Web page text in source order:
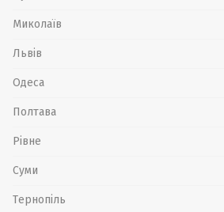
Миколаїв
Львів
Одеса
Полтава
Рівне
Суми
Тернопіль